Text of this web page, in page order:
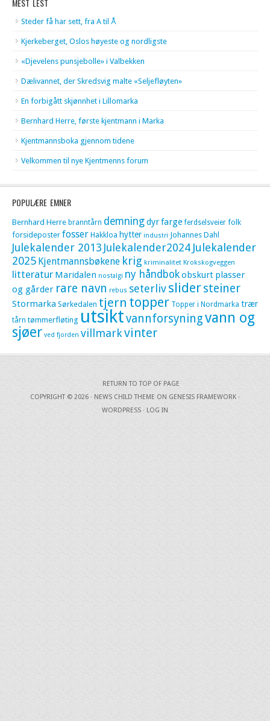
MEST LEST
Steder få har sett, fra A til Å
Kjerkeberget, Oslos høyeste og nordligste
«Djevelens punsjebolle» i Valbekken
Dælivannet, der Skredsvig malte «Seljefløyten»
En forbigått skjønnhet i Lillomarka
Bernhard Herre, første kjentmann i Marka
Kjentmannsboka gjennom tidene
Velkommen til nye Kjentmenns forum
POPULÆRE EMNER
Bernhard Herre branntårn demningdyrfarge ferdselsveier folk
forsideposter fosser Hakkloa hytter industri Johannes Dahl
Julekalender 2013 Julekalender2024 Julekalender
2025 Kjentmannsbøkene krig kriminalitet Krokskogveggen
litteratur Maridalen nostalgi ny håndbokobskurt plasser
og gårder rare navn rebus seterlivslidersteiner
Stormarka Sørkedalen tjern topper Topper i Nordmarka trær
tårn tømmerfløting utsiktvannforsyningvann og
sjøer ved fjorden villmarkvinter
RETURN TO TOP OF PAGE
COPYRIGHT © 2026 · NEWS CHILD THEME ON GENESIS FRAMEWORK ·
WORDPRESS · LOG IN